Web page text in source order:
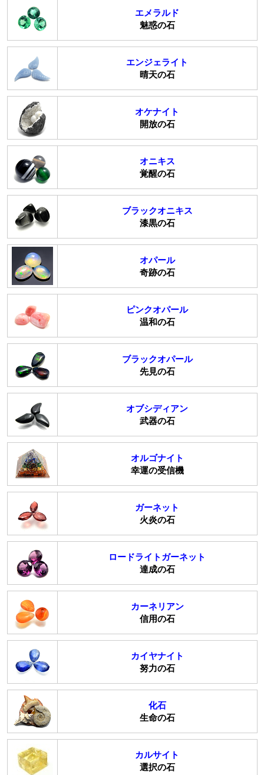
エメラルド
魅惑の石
エンジェライト
晴天の石
オケナイト
開放の石
オニキス
覚醒の石
ブラックオニキス
漆黒の石
オパール
奇跡の石
ピンクオパール
温和の石
ブラックオパール
先見の石
オブシディアン
武器の石
オルゴナイト
幸運の受信機
ガーネット
火炎の石
ロードライトガーネット
達成の石
カーネリアン
信用の石
カイヤナイト
努力の石
化石
生命の石
カルサイト
選択の石